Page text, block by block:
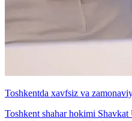
Toshkentda xavfsiz va
Toshkent shahar hokimi